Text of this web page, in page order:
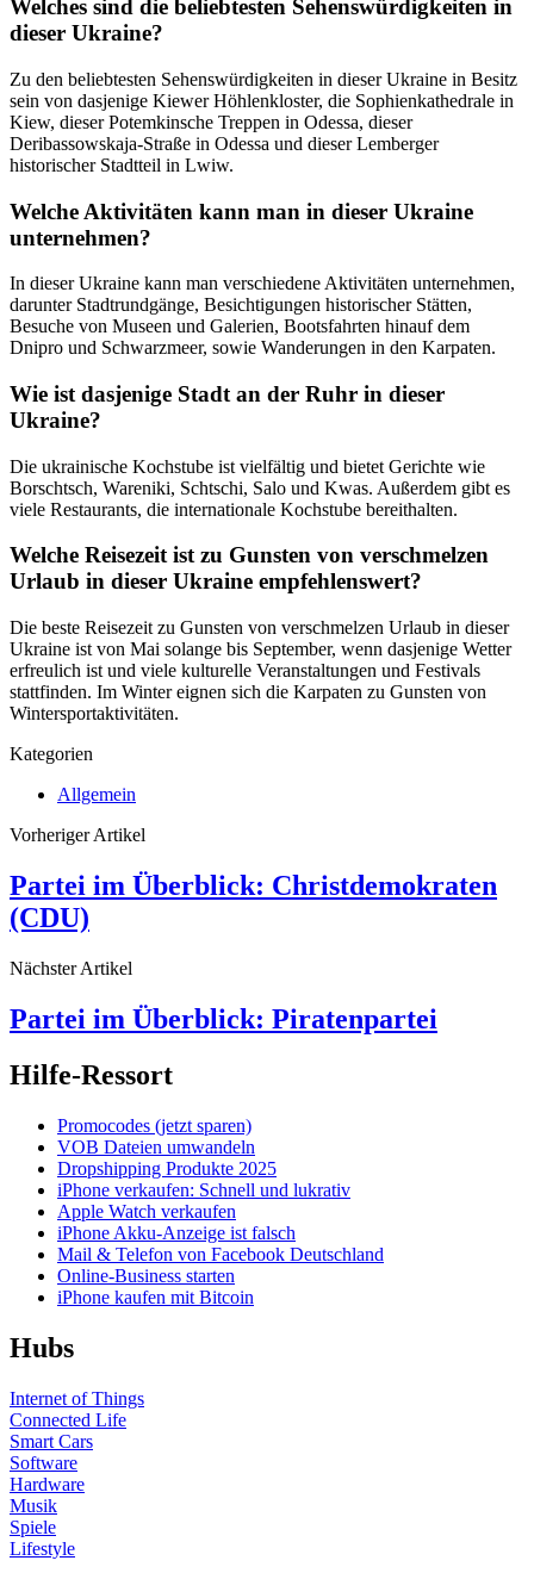
Welches sind die beliebtesten Sehenswürdigkeiten in
dieser Ukraine?
Zu den beliebtesten Sehenswürdigkeiten in dieser Ukraine in Besitz
sein von dasjenige Kiewer Höhlenkloster, die Sophienkathedrale in
Kiew, dieser Potemkinsche Treppen in Odessa, dieser
Deribassowskaja-Straße in Odessa und dieser Lemberger
historischer Stadtteil in Lwiw.
Welche Aktivitäten kann man in dieser Ukraine
unternehmen?
In dieser Ukraine kann man verschiedene Aktivitäten unternehmen,
darunter Stadtrundgänge, Besichtigungen historischer Stätten,
Besuche von Museen und Galerien, Bootsfahrten hinauf dem
Dnipro und Schwarzmeer, sowie Wanderungen in den Karpaten.
Wie ist dasjenige Stadt an der Ruhr in dieser
Ukraine?
Die ukrainische Kochstube ist vielfältig und bietet Gerichte wie
Borschtsch, Wareniki, Schtschi, Salo und Kwas. Außerdem gibt es
viele Restaurants, die internationale Kochstube bereithalten.
Welche Reisezeit ist zu Gunsten von verschmelzen
Urlaub in dieser Ukraine empfehlenswert?
Die beste Reisezeit zu Gunsten von verschmelzen Urlaub in dieser
Ukraine ist von Mai solange bis September, wenn dasjenige Wetter
erfreulich ist und viele kulturelle Veranstaltungen und Festivals
stattfinden. Im Winter eignen sich die Karpaten zu Gunsten von
Wintersportaktivitäten.
Kategorien
Allgemein
Vorheriger Artikel
Partei im Überblick: Christdemokraten
(CDU)
Nächster Artikel
Partei im Überblick: Piratenpartei
Hilfe-Ressort
Promocodes (jetzt sparen)
VOB Dateien umwandeln
Dropshipping Produkte 2025
iPhone verkaufen: Schnell und lukrativ
Apple Watch verkaufen
iPhone Akku-Anzeige ist falsch
Mail & Telefon von Facebook Deutschland
Online-Business starten
iPhone kaufen mit Bitcoin
Hubs
Internet of Things
Connected Life
Smart Cars
Software
Hardware
Musik
Spiele
Lifestyle